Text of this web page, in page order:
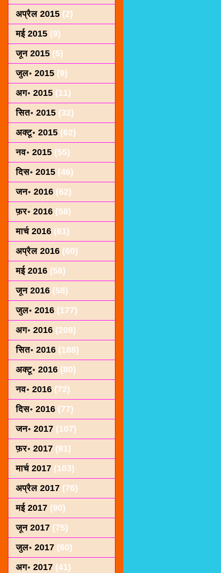
अप्रैल 2015 (2)
मई 2015 (9)
जून 2015 (5)
जुल॰ 2015 (9)
अग॰ 2015 (11)
सित॰ 2015 (32)
अक्टू॰ 2015 (62)
नव॰ 2015 (55)
दिस॰ 2015 (46)
जन॰ 2016 (62)
फ़र॰ 2016 (58)
मार्च 2016 (61)
अप्रैल 2016 (60)
मई 2016 (58)
जून 2016 (58)
जुल॰ 2016 (177)
अग॰ 2016 (208)
सित॰ 2016 (188)
अक्टू॰ 2016 (80)
नव॰ 2016 (72)
दिस॰ 2016 (77)
जन॰ 2017 (107)
फ़र॰ 2017 (81)
मार्च 2017 (103)
अप्रैल 2017 (76)
मई 2017 (90)
जून 2017 (75)
जुल॰ 2017 (60)
अग॰ 2017 (41)